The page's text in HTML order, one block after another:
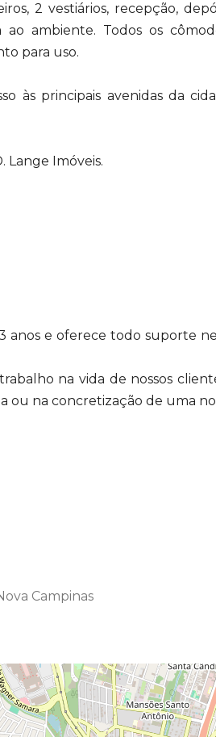
2 vestiários, recepção,
ambiente. Todos os
para uso.
às principais avenidas da
Lange Imóveis.
anos e oferece todo suporte
na vida de nossos
ou na concretização de uma
Campinas